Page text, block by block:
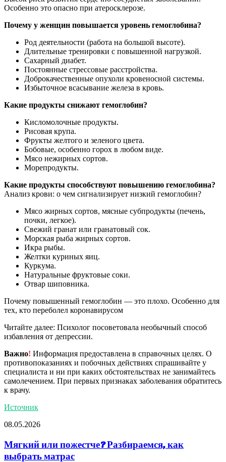
Особенно это опасно при атеросклерозе.
Почему у женщин повышается уровень гемоглобина?
Род деятельности (работа на большой высоте).
Длительные тренировки с повышенной нагрузкой.
Сахарный диабет.
Постоянные стрессовые расстройства.
Доброкачественные опухоли кровеносной системы.
Избыточное всасывание железа в кровь.
Какие продукты снижают гемоглобин?
Кисломолочные продукты.
Рисовая крупа.
Фрукты желтого и зеленого цвета.
Бобовые, особенно горох в любом виде.
Мясо нежирных сортов.
Морепродукты.
Какие продукты способствуют повышению гемоглобина?
Анализ крови: о чем сигнализирует низкий гемоглобин?
Мясо жирных сортов, мясные субпродукты (печень,
почки, легкое).
Свежий гранат или гранатовый сок.
Морская рыба жирных сортов.
Икра рыбы.
Желтки куриных яиц.
Куркума.
Натуральные фруктовые соки.
Отвар шиповника.
Почему повышенный гемоглобин — это плохо. Особенно для
тех, кто переболел коронавирусом
Читайте далее: Психолог посоветовала необычный способ
избавления от депрессии.
Важно! Информация предоставлена в справочных целях. О
противопоказаниях и побочных действиях спрашивайте у
специалиста и ни при каких обстоятельствах не занимайтесь
самолечением. При первых признаках заболевания обратитесь
к врачу.
Источник
08.05.2026
Мягкий или пожестче? Разбираемся, как
выбрать матрас